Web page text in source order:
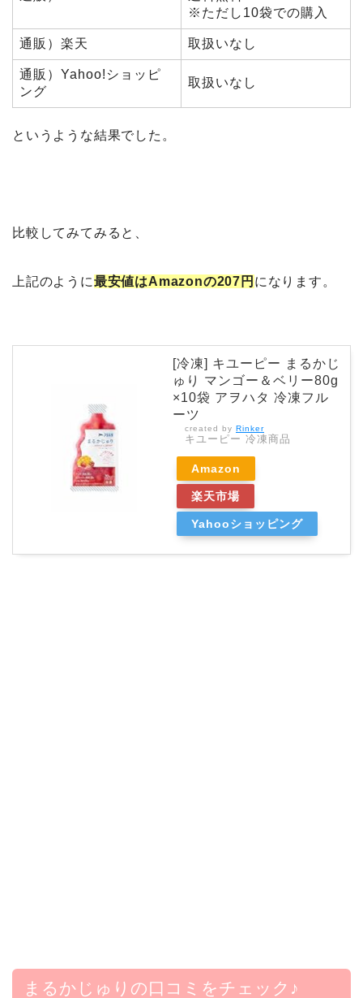
※ただし10袋での購入
通販）楽天 取扱いなし
通販）Yahoo!ショッピ
ング
取扱いなし
というような結果でした。
比較してみてみると、
上記のように最安値はAmazonの207円 になります。
[冷凍] キユーピー まるかじ
ゅり マンゴー＆ベリー80g
×10袋 アヲハタ 冷凍フル
ーツ
created by Rinker
キユーピー 冷凍商品
Amazon
楽天市場
Yahooショッピング
まるかじゅりの口コミをチェック♪